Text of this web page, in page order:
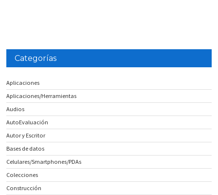
Categorías
Aplicaciones
Aplicaciones/Herramientas
Audios
AutoEvaluación
Autor y Escritor
Bases de datos
Celulares/Smartphones/PDAs
Colecciones
Construcción